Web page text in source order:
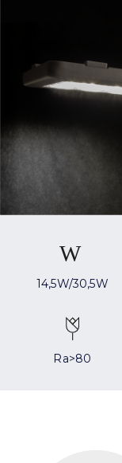
14,5W/30,5W
Ra>80